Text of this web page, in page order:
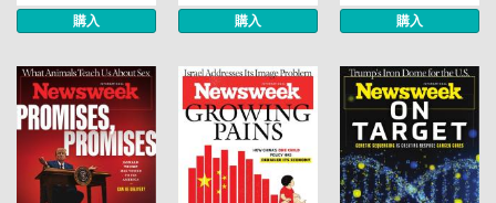
購入 購入 購入